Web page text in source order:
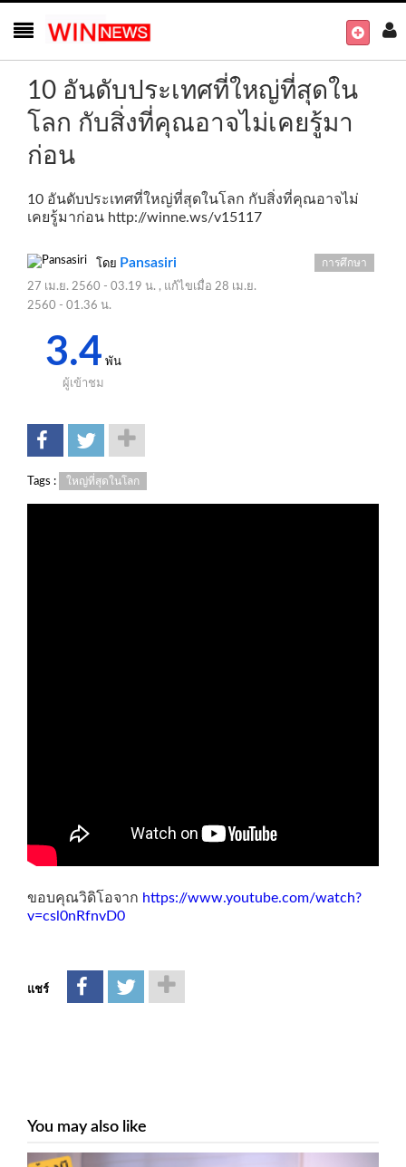
10 อันดับประเทศที่ใหญ่ที่สุดใน
โลก กับสิ่งที่คุณอาจไม่เคยรู้มา
ก่อน
10 อันดับประเทศที่ใหญ่ที่สุดในโลก กับสิ่งที่คุณอาจไม่
เคยรู้มาก่อน http://winne.ws/v15117
โดย Pansasiri
27 เม.ย. 2560 - 03.19 น. , แก้ไขเมื่อ 28 เม.ย.
2560 - 01.36 น.
การศึกษา
3.4 พัน
ผู้เข้าชม
Tags : ใหญ่ที่สุดในโลก
ขอบคุณวิดิโอจาก https://www.youtube.com/watch?
v=csl0nRfnvD0
แชร์
You may also like